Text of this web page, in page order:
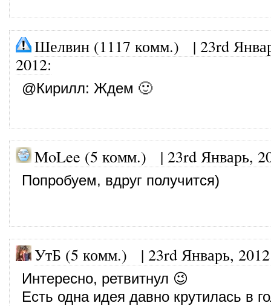
Шелвин (1117 комм.) | 23rd
2012:
@Кирилл: Ждем 🙂
MoLee (5 комм.) | 23rd Январь,
Попробуем, вдруг получится)
УтБ (5 комм.) | 23rd Январь, 2012
Интересно, ретвитнул 😉
Есть одна идея давно крутилась в